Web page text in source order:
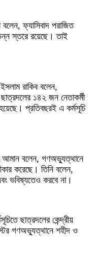
ফ্যাসিবাদ পরাজিত
স্তরে রয়েছে। তাই
রাকিব বলেন,
১৪২ জন নেতাকর্মী
প্রতিবছরই এ কর্মসূচি
আমান বলেন, গণঅভ্যুত্থানে
করেছে। তিনি বলেন,
ভবিষ্যতেও করবে না।
ছাত্রদলের কেন্দ্রীয়
গণঅভ্যুত্থানে শহীদ ও